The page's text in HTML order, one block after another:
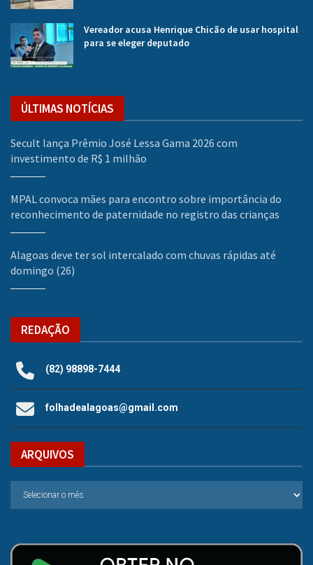
Vereador acusa Henrique Chicão de usar hospital
para se eleger deputado
ÚLTIMAS NOTÍCIAS
Secult lança Prêmio José Lessa Gama 2026 com
investimento de R$ 1 milhão
MPAL convoca mães para encontro sobre importância do
reconhecimento de paternidade no registro das crianças
Alagoas deve ter sol intercalado com chuvas rápidas até
domingo (26)
REDAÇÃO
(82) 98898-7444
folhadealagoas@gmail.com
ARQUIVOS